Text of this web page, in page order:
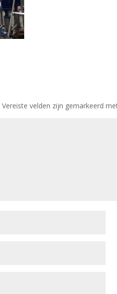
Vereiste velden zijn gemarkeerd